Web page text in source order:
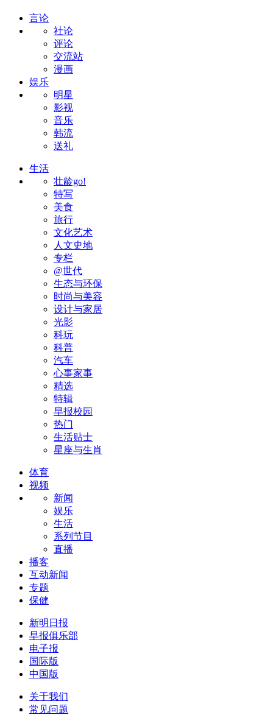
言论
社论
评论
交流站
漫画
娱乐
明星
影视
音乐
韩流
送礼
生活
壮龄go!
特写
美食
旅行
文化艺术
人文史地
专栏
@世代
生态与环保
时尚与美容
设计与家居
光影
科玩
科普
汽车
心事家事
精选
特辑
早报校园
热门
生活贴士
星座与生肖
体育
视频
新闻
娱乐
生活
系列节目
直播
播客
互动新闻
专题
保健
新明日报
早报俱乐部
电子报
国际版
中国版
关于我们
常见问题